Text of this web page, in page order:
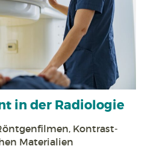
in der Radiologie
Kontrast­
Materialien